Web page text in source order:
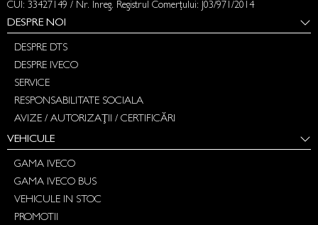
CUI: 33427149 / Nr. Înreg. Registrul Comerțului: J03/971/2014
DESPRE NOI
DESPRE DTS
DESPRE IVECO
SERVICE
RESPONSABILITATE SOCIALA
AVIZE / AUTORIZAȚII / CERTIFICĂRI
VEHICULE
GAMA IVECO
GAMA IVECO BUS
VEHICULE IN STOC
PROMOTII